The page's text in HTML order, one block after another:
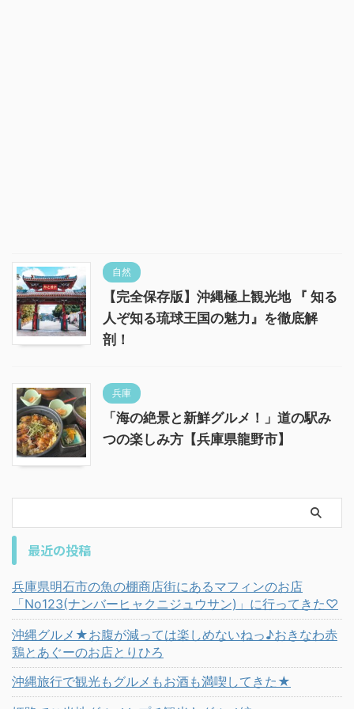
自然
【完全保存版】沖縄極上観光地 『 知る
人ぞ知る琉球王国の魅力』を徹底解
剖！
兵庫
「海の絶景と新鮮グルメ！」道の駅み
つの楽しみ方【兵庫県龍野市】
最近の投稿
兵庫県明石市の魚の棚商店街にあるマフィンのお店
「No123(ナンバーヒャクニジュウサン)」に行ってきた♡
沖縄グルメ★お腹が減っては楽しめないねっ♪おきなわ赤
鶏とあぐーのお店とりひろ
沖縄旅行で観光もグルメもお酒も満喫してきた★